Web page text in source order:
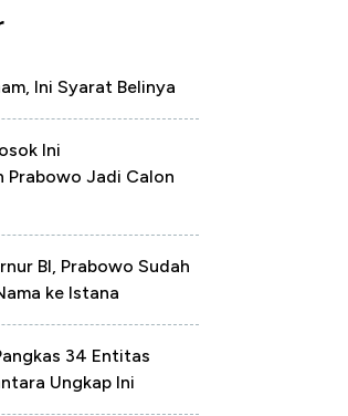
Ini Syarat Belinya
Ini
Prabowo Jadi Calon
BI, Prabowo Sudah
ke Istana
34 Entitas
Ungkap Ini